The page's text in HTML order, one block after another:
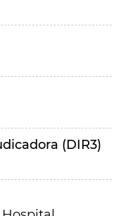
(DIR3)